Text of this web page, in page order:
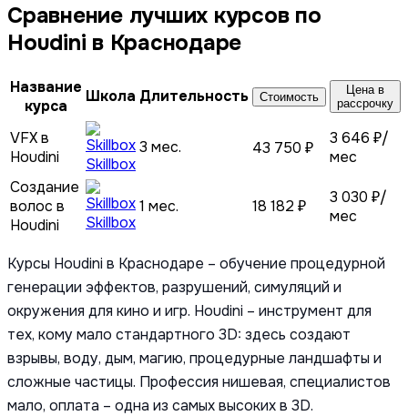
Сравнение лучших курсов по
Houdini в Краснодаре
Название
курса
Школа Длительность Стоимость
Цена в
рассрочку
VFX в
Houdini
Skillbox
3 мес. 43 750 ₽
3 646 ₽/
мес
Создание
волос в
Houdini
Skillbox
1 мес. 18 182 ₽
3 030 ₽/
мес
Курсы Houdini в Краснодаре – обучение процедурной
генерации эффектов, разрушений, симуляций и
окружения для кино и игр. Houdini – инструмент для
тех, кому мало стандартного 3D: здесь создают
взрывы, воду, дым, магию, процедурные ландшафты и
сложные частицы. Профессия нишевая, специалистов
мало, оплата – одна из самых высоких в 3D.